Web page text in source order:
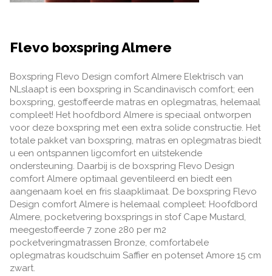
Flevo boxspring Almere
Boxspring Flevo Design comfort Almere Elektrisch van
NLslaapt is een boxspring in Scandinavisch comfort; een
boxspring, gestoffeerde matras en oplegmatras, helemaal
compleet! Het hoofdbord Almere is speciaal ontworpen
voor deze boxspring met een extra solide constructie. Het
totale pakket van boxspring, matras en oplegmatras biedt
u een ontspannen ligcomfort en uitstekende
ondersteuning. Daarbij is de boxspring Flevo Design
comfort Almere optimaal geventileerd en biedt een
aangenaam koel en fris slaapklimaat. De boxspring Flevo
Design comfort Almere is helemaal compleet: Hoofdbord
Almere, pocketvering boxsprings in stof Cape Mustard,
meegestoffeerde 7 zone 280 per m2
pocketveringmatrassen Bronze, comfortabele
oplegmatras koudschuim Saffier en potenset Amore 15 cm
zwart.